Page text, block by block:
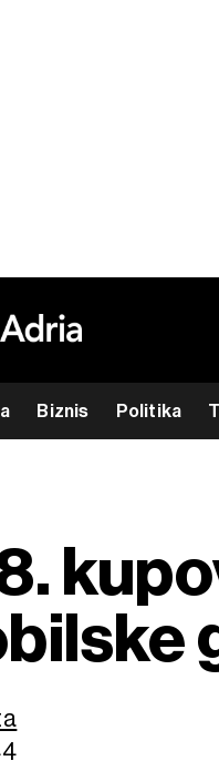
Biznis Politika